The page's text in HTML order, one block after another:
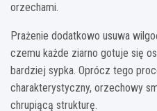
orzechami.
Prażenie dodatkowo usuwa
czemu każde ziarno gotuje się
bardziej sypka. Oprócz tego
charakterystyczny, orzechowy
chrupiącą strukturę.